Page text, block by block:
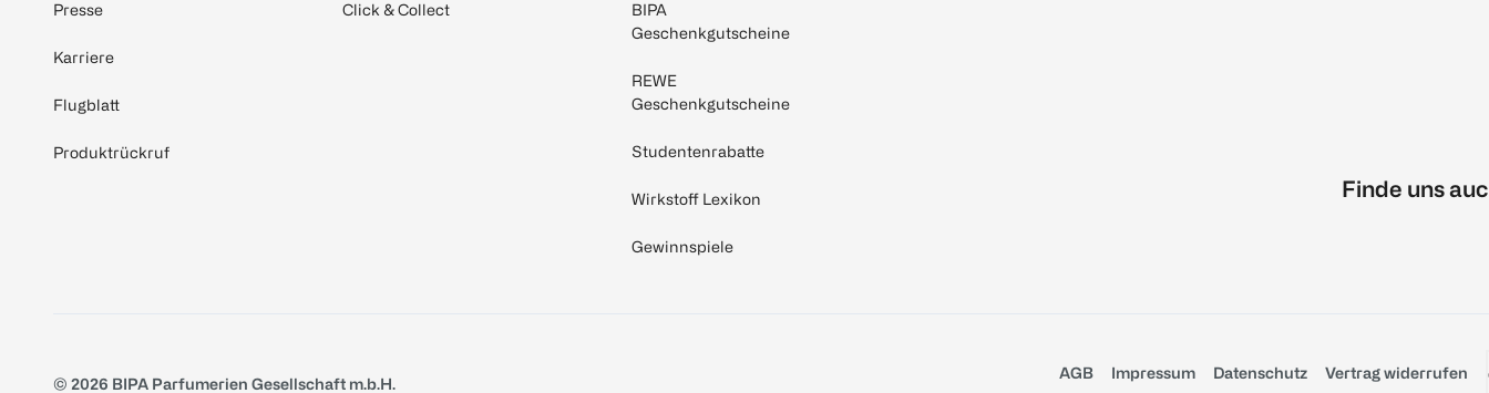
Presse
Karriere
Flugblatt
Produktrückruf
Click & Collect
BIPA
Geschenkgutscheine
REWE
Geschenkgutscheine
Studentenrabatte
Wirkstoff Lexikon
Gewinnspiele
Finde uns
© 2026 BIPA Parfumerien Gesellschaft m.b.H.
AGB Impressum Datenschutz Vertrag widerrufen